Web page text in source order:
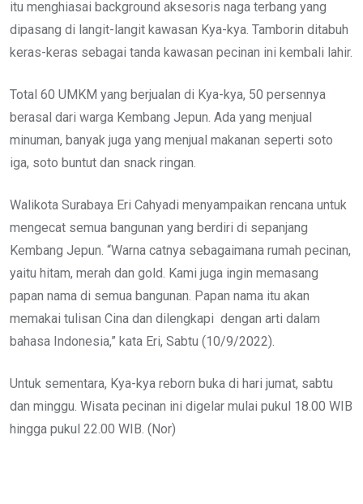
itu menghiasai background aksesoris naga terbang yang
dipasang di langit-langit kawasan Kya-kya. Tamborin ditabuh
keras-keras sebagai tanda kawasan pecinan ini kembali lahir.
Total 60 UMKM yang berjualan di Kya-kya, 50 persennya
berasal dari warga Kembang Jepun. Ada yang menjual
minuman, banyak juga yang menjual makanan seperti soto
iga, soto buntut dan snack ringan.
Walikota Surabaya Eri Cahyadi menyampaikan rencana untuk
mengecat semua bangunan yang berdiri di sepanjang
Kembang Jepun. “Warna catnya sebagaimana rumah pecinan,
yaitu hitam, merah dan gold. Kami juga ingin memasang
papan nama di semua bangunan. Papan nama itu akan
memakai tulisan Cina dan dilengkapi dengan arti dalam
bahasa Indonesia,” kata Eri, Sabtu (10/9/2022).
Untuk sementara, Kya-kya reborn buka di hari jumat, sabtu
dan minggu. Wisata pecinan ini digelar mulai pukul 18.00 WIB
hingga pukul 22.00 WIB. (Nor)